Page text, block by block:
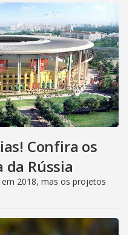
Confira os
da Rússia
2018, mas os projetos